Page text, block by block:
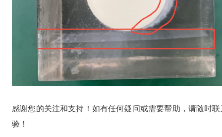
感谢您的关注和支持！如有任何疑问或需要帮助，请随时
验！